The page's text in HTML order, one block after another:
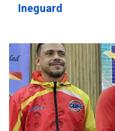
Ineguard